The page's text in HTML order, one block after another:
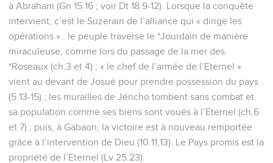
à Abraham (Gn 15.16 ; voir Dt 18.9-12). Lorsque la conquête
intervient, c’est le Suzerain de l’alliance qui « dirige les
opérations » : le peuple traverse le *Jourdain de manière
miraculeuse, comme lors du passage de la mer des
*Roseaux (ch.3 et 4) ; « le chef de l’armée de l’Eternel »
vient au devant de Josué pour prendre possession du pays
(5.13-15) ; les murailles de Jéricho tombent sans combat et
sa population comme ses biens sont voués à l’Eternel (ch.6
et 7) ; puis, à Gabaon, la victoire est à nouveau remportée
grâce à l’intervention de Dieu (10.11,13). Le Pays promis est la
propriété de l’Eternel (Lv 25.23).